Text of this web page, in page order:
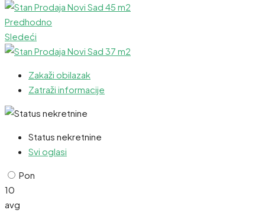
Predhodno
Sledeći
Zakaži obilazak
Zatraži informacije
Status nekretnine
Svi oglasi
Pon
10
avg